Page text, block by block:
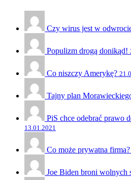
Czy wirus jest w
Populizm drogą donikąd!
Co niszczy Amerykę?
Tajny plan
PiS chce odebrać prawo
13.01.2021
Co może prywatna firma?
Joe Biden broni wolnych